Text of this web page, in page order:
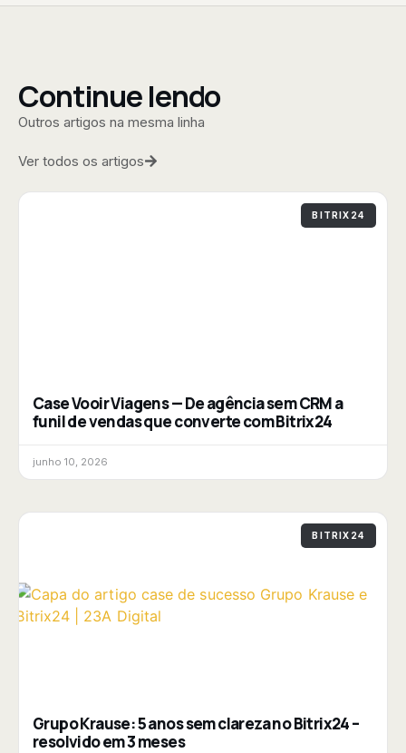
Continue lendo
Outros artigos na mesma linha
Ver todos os artigos
BITRIX24
Case Vooir Viagens — De agência sem CRM a
funil de vendas que converte com Bitrix24
junho 10, 2026
BITRIX24
Grupo Krause: 5 anos sem clareza no Bitrix24 –
resolvido em 3 meses